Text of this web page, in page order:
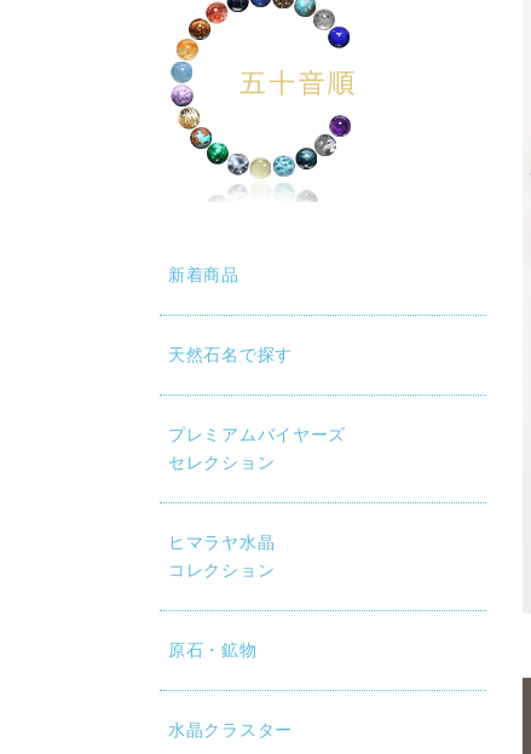
新着商品
天然石名で探す
プレミアムバイヤーズ
セレクション
ヒマラヤ水晶
コレクション
原石・鉱物
水晶クラスター